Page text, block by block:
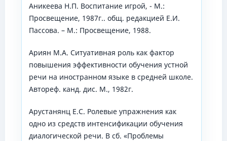
Аникеева Н.П. Воспитание игрой, - М.:
Просвещение, 1987г.. общ. редакцией Е.И.
Пассова. – М.: Просвещение, 1988.
Ариян М.А. Ситуативная роль как фактор
повышения эффективности обучения устной
речи на иностранном языке в средней школе.
Автореф. канд. дис. М., 1982г.
Арустанянц Е.С. Ролевые упражнения как
одно из средств интенсификации обучения
диалогической речи. В сб. «Проблемы